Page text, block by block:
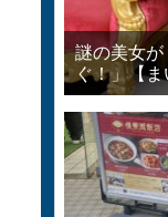
謎の美女
ぐ！」【